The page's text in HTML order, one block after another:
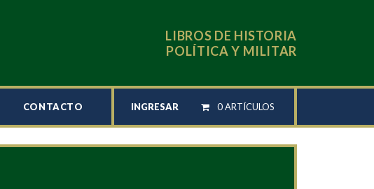
LIBROS DE HISTORIA
POLÍTICA Y MILITAR
CONTACTO INGRESAR 0 ARTÍCULOS